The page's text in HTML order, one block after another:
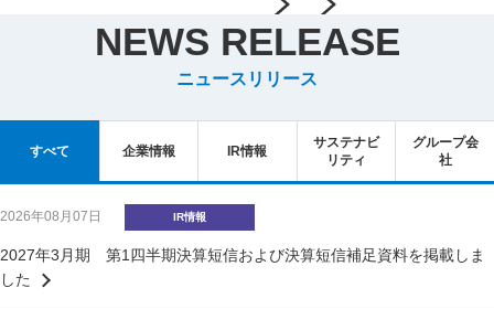
NEWS RELEASE
ニュースリリース
すべて 企業情報 IR情報
サステナビ
リティ
グループ会
社
2026年08月07日 IR情報
2027年3月期 第1四半期決算短信および決算短信補足資料を掲載しま
した